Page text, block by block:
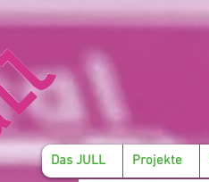
Das JULL Projekte